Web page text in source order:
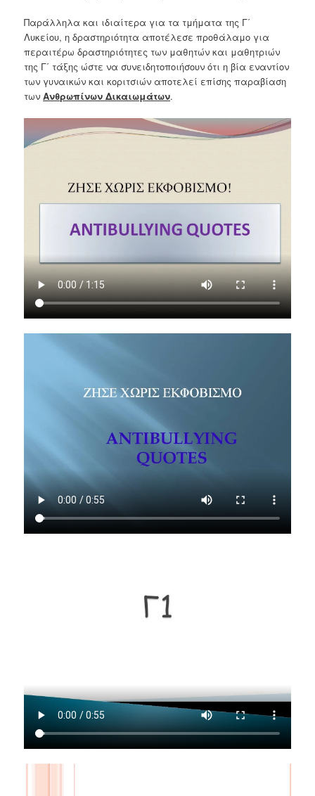
Παράλληλα και ιδιαίτερα για τα τμήματα της Γ΄
Λυκείου, η δραστηριότητα αποτέλεσε προθάλαμο για
περαιτέρω δραστηριότητες των μαθητών και μαθητριών
της Γ΄ τάξης ώστε να συνειδητοποιήσουν ότι η βία εναντίον
των γυναικών και κοριτσιών αποτελεί επίσης παραβίαση
τωνΑνθρωπίνων Δικαιωμάτων.